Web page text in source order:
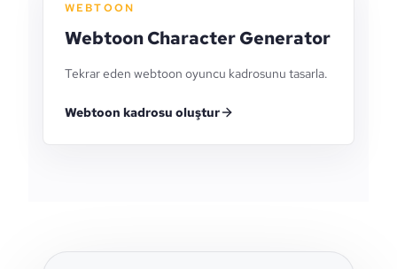
WEBTOON
Webtoon Character Generator
Tekrar eden webtoon oyuncu kadrosunu tasarla.
Webtoon kadrosu oluştur